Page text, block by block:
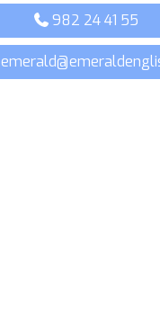
982 24 41 55